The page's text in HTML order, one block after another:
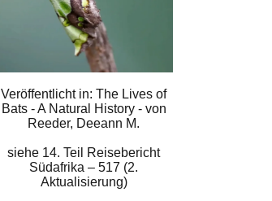
Veröffentlicht in: The Lives of
Bats - A Natural History - von
Reeder, Deeann M.
siehe 14. Teil Reisebericht
Südafrika – 517 (2.
Aktualisierung)